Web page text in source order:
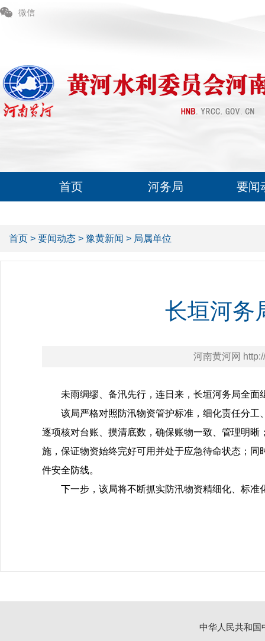
微信
首页 河务局 要闻
首页 > 要闻动态 > 豫黄新闻 > 局属单位
长垣河务
河南黄河网
未雨绸缪、备汛先行，连日来，长垣河务局全面
该局严格对照防汛物资管护标准，细化责任分
逐项核对台账、摸清底数，确保账物一致、管理明
施，保证物资始终完好可用并处于应急待命状态；
件安全防线。
下一步，该局将不断抓实防汛物资精细化、标
中华人民共和国